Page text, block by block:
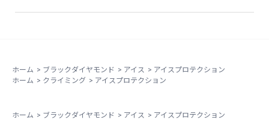
ホーム > ブラックダイヤモンド > アイス > アイスプロテクション
ホーム > クライミング > アイスプロテクション
ホーム > ブラックダイヤモンド > アイス > アイスプロテクション